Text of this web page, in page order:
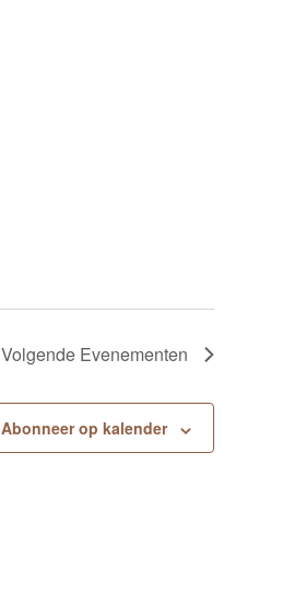
Volgende Evenementen
Abonneer op kalender